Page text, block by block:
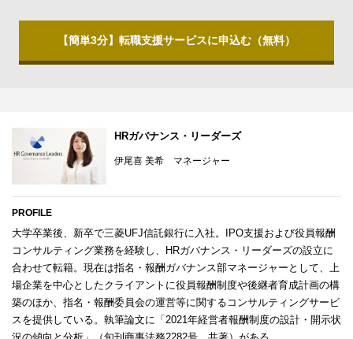
【簡単3分】転職支援サービスに申込む（無料）
HRガバナンス・リーダーズ
伊尾喜 美希 マネージャー
PROFILE
大学卒業後、新卒で三菱UFJ信託銀行に入社。IPO支援および役員報酬
コンサルティング業務を経験し、HRガバナンス・リーダーズの設立に
合わせて転籍。現在は指名・報酬ガバナンス部マネージャーとして、上
場企業を中心としたクライアントに役員報酬制度や後継者育成計画の構
築のほか、指名・報酬委員会の運営等に関するコンサルティングサービ
スを提供している。執筆論文に「2021年経営者報酬制度の設計・開示状